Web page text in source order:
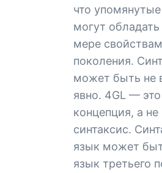
что
могут
мере
поколения.
может быть не
явно. 4GL —
концепция, а
синтаксис.
язык может
язык третьего